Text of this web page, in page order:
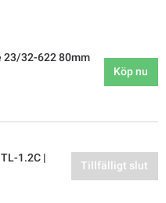
23/32-622 80mm
Köp nu
1.2C |
Tillfälligt slut